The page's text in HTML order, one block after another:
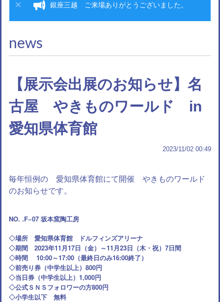
銀座三越 ご来場ありがとうございました。
news
【展示会出展のお知らせ】名
古屋 やきものワールド in
愛知県体育館
2023/11/02 00:49
毎年恒例の 愛知県体育館にて開催 やきものワールド
のお知らせです。
NO. .F−07 坂本窯陶工房
◇場所 愛知県体育館 ドルフィンズアリーナ
◇期間 2023年11月17日（金）～11月23日（木・祝）7日間
◇時間 10:00～17:00（最終日のみ16:00終了）
◇前売り券（中学生以上）800円
◇当日券（中学生以上）1,000円
◇公式ＳＮＳフォロワーの方800円
◇小学生以下 無料